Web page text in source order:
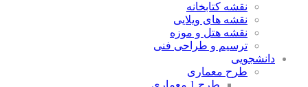
نقشه کتابخانه
نقشه های ویلایی
نقشه هتل و موزه
ترسیم و طراحی فنی
دانشجویی
طرح معماری
طرح 1 معماری